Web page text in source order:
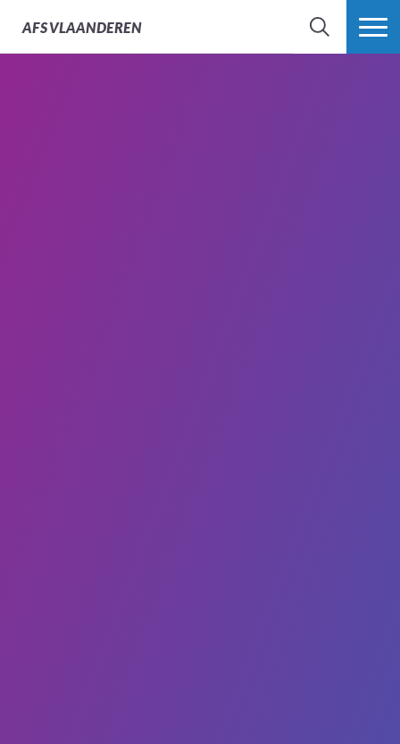
AFSVLAANDEREN
ZOEK MEER